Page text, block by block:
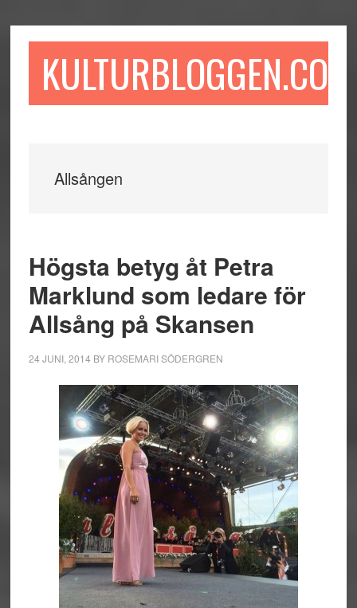
till
till
sidofältet
till
KULTURBLOGGEN.COM
Allsången
Högsta betyg åt Petra
Marklund som ledare för
Allsång på Skansen
24 JUNI, 2014 BY ROSEMARI SÖDERGREN